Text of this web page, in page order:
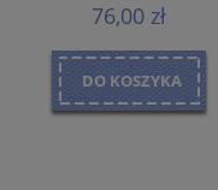
76,00 zł
DO KOSZYKA